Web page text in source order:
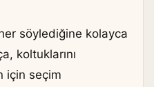
söylediğine kolayca
koltuklarını
için seçim